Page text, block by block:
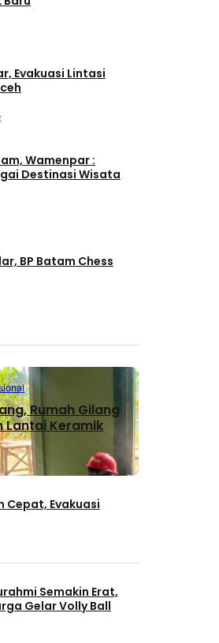
Evakuasi Lintasi
Wamenpar :
Destinasi Wisata
BP Batam Chess
Rumah Gilang
Lantai Keramik
Cepat, Evakuasi
Semakin Erat,
Gelar Volly Ball